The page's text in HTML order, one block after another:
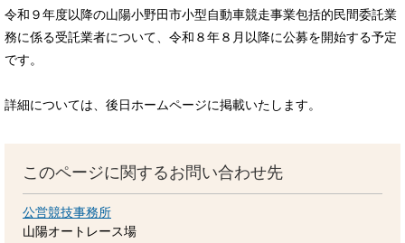
令和９年度以降の山陽小野田市小型自動車競走事業包括的民間委託業
務に係る受託業者について、令和８年８月以降に公募を開始する予定
です。
詳細については、後日ホームページに掲載いたします。
このページに関するお問い合わせ先
公営競技事務所
山陽オートレース場